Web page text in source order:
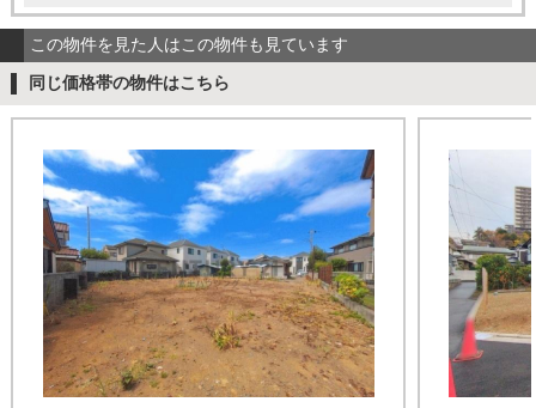
この物件を見た人はこの物件も見ています
同じ価格帯の物件はこちら